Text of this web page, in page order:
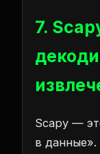
7.
Scapy —
в